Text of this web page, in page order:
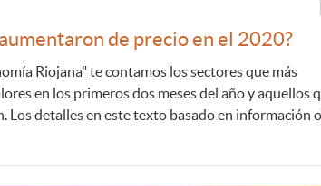
de precio en el 2020?
Riojana" te contamos los sectores que más
en los primeros dos meses del año y aquellos
Los detalles en este texto basado en información